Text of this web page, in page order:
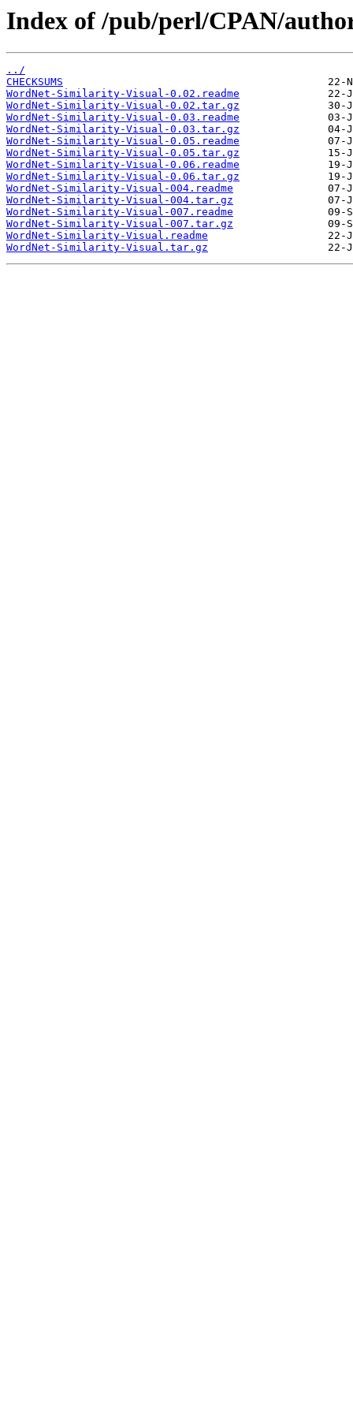
Index of /pub/perl/CPAN/
../
CHECKSUMS
WordNet-Similarity-Visual-0.02.readme
WordNet-Similarity-Visual-0.02.tar.gz
WordNet-Similarity-Visual-0.03.readme
WordNet-Similarity-Visual-0.03.tar.gz
WordNet-Similarity-Visual-0.05.readme
WordNet-Similarity-Visual-0.05.tar.gz
WordNet-Similarity-Visual-0.06.readme
WordNet-Similarity-Visual-0.06.tar.gz
WordNet-Similarity-Visual-004.readme
WordNet-Similarity-Visual-004.tar.gz
WordNet-Similarity-Visual-007.readme
WordNet-Similarity-Visual-007.tar.gz
WordNet-Similarity-Visual.readme
WordNet-Similarity-Visual.tar.gz